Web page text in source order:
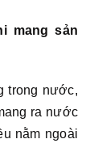
mang sản
trong nước,
ra nước
nằm ngoài